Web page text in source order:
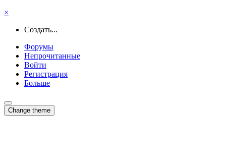
×
Создать...
Форумы
Непрочитанные
Войти
Регистрация
Больше
Change theme